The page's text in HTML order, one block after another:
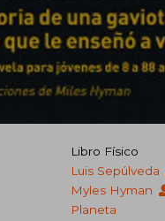
Libro Físico
Luis Sepúlveda
Myles Hyman
Planeta